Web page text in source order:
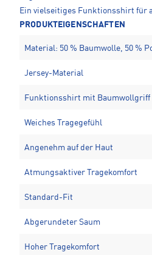
Ein vielseitiges Funktionsshirt für
PRODUKTEIGENSCHAFTEN
Material: 50 % Baumwolle, 50 %
Jersey-Material
Funktionsshirt mit Baumwollgriff
Weiches Tragegefühl
Angenehm auf der Haut
Atmungsaktiver Tragekomfort
Standard-Fit
Abgerundeter Saum
Hoher Tragekomfort